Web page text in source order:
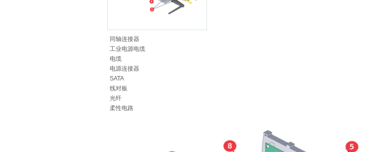
同轴连接器
工业电源电缆
电缆
电源连接器
SATA
线对板
光纤
柔性电路